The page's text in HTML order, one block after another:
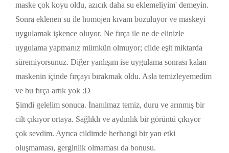
maske çok koyu oldu, azıcık daha su eklemeliyim' demeyin.
Sonra eklenen su ile homojen kıvam bozuluyor ve maskeyi
uygulamak işkence oluyor. Ne fırça ile ne de elinizle
uygulama yapmanız mümkün olmuyor; cilde eşit miktarda
süremiyorsunuz. Diğer yanlışım ise uygulama sonrası kalan
maskenin içinde fırçayı bırakmak oldu. Asla temizleyemedim
ve bu fırça artık yok :D
Şimdi gelelim sonuca. İnanılmaz temiz, duru ve arınmış bir
cilt çıkıyor ortaya. Sağlıklı ve aydınlık bir görüntü çıkıyor
çok sevdim. Ayrıca cildimde herhangi bir yan etki
oluşmaması, gerginlik olmaması da bonusu.